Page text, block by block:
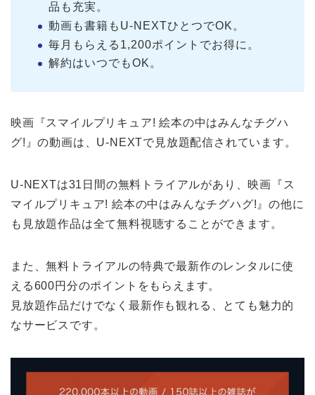
品も充実。
動画も書籍もU-NEXTひとつでOK。
毎月もらえる1,200ポイントでお得に。
解約はいつでもOK。
映画『スマイルプリキュア! 絵本の中はみんなチグハ
グ!』の動画は、U-NEXTで見放題配信されています。
U-NEXTは31日間の無料トライアルがあり、映画『ス
マイルプリキュア! 絵本の中はみんなチグハグ!』の他に
も見放題作品は全て無料視聴することができます。
また、無料トライアルの特典で最新作のレンタルに使
える600円分のポイントをもらえます。
見放題作品だけでなく最新作も観れる、とても魅力的
なサービスです。